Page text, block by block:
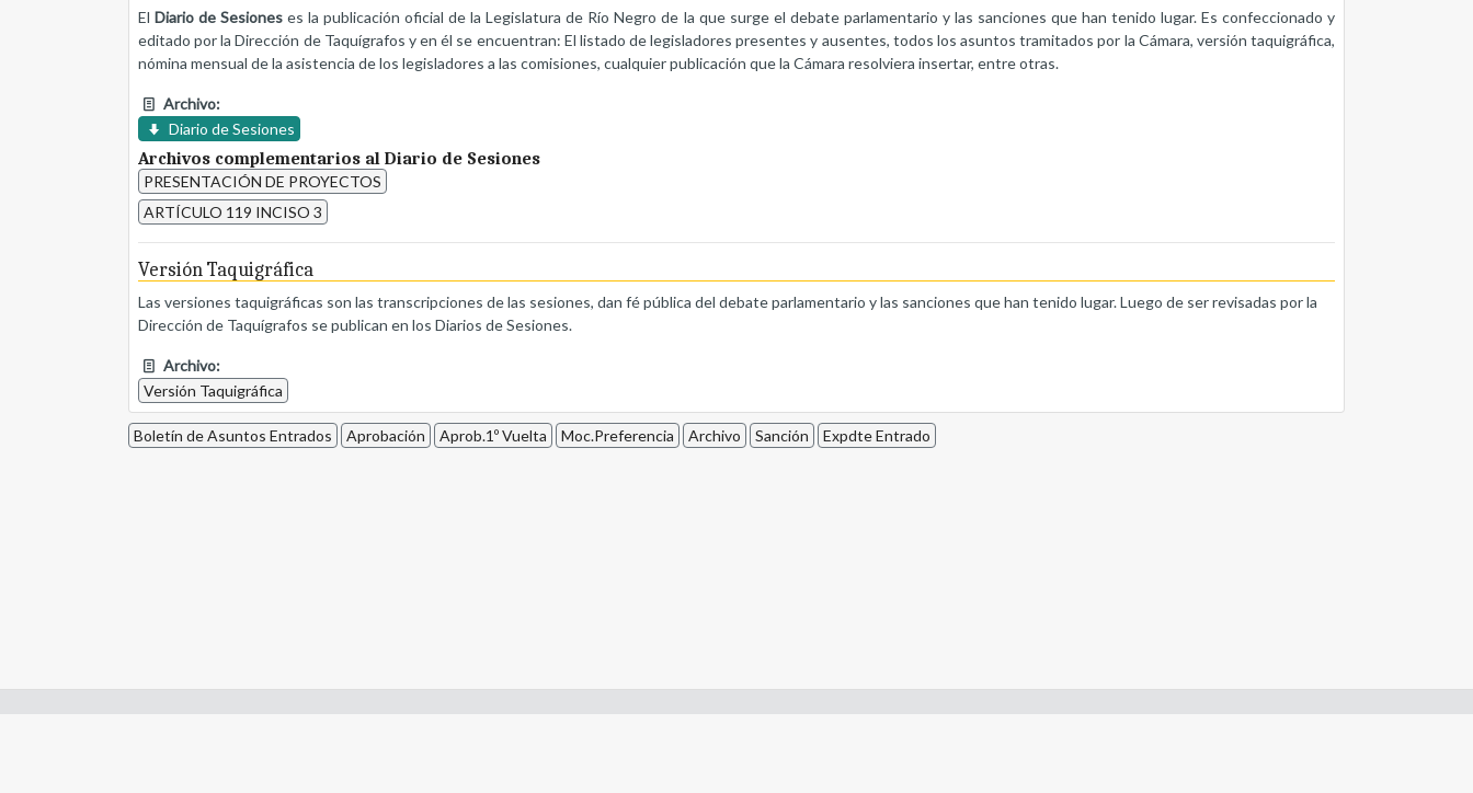
ElDiario de Sesiones es la publicación oficial de la Legislatura de Río Negro de la que surge el debate parlamentario y las sanciones que han tenido lugar. Es confeccionado y
editado por la Dirección de Taquígrafos y en él se encuentran: El listado de legisladores presentes y ausentes, todos los asuntos tramitados por la Cámara, versión taquigráfica,
nómina mensual de la asistencia de los legisladores a las comisiones, cualquier publicación que la Cámara resolviera insertar, entre otras.
Archivo:
Diario de Sesiones
Archivos complementarios al Diario de Sesiones
PRESENTACIÓN DE PROYECTOS
ARTÍCULO 119 INCISO 3
Versión Taquigráfica
Las versiones taquigráficas son las transcripciones de las sesiones, dan fé pública del debate parlamentario y las sanciones que han tenido lugar. Luego de ser revisadas por la
Dirección de Taquígrafos se publican en los Diarios de Sesiones.
Archivo:
Versión Taquigráfica
Boletín de Asuntos Entrados Aprobación Aprob.1º Vuelta Moc.Preferencia Archivo Sanción Expdte Entrado